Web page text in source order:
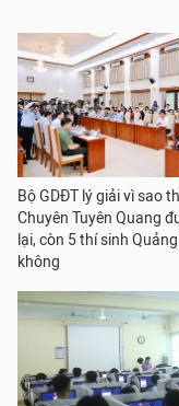
Bộ GDĐT lý giải vì sao
Chuyên Tuyên Quang
lại, còn 5 thí sinh
không